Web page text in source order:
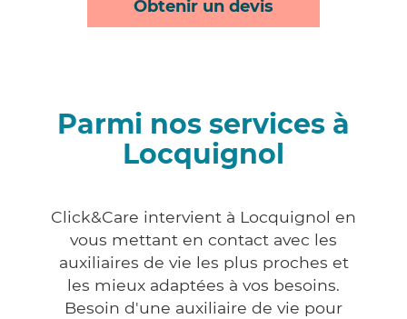
Obtenir un devis
Parmi nos services à
Locquignol
Click&Care intervient à Locquignol en
vous mettant en contact avec les
auxiliaires de vie les plus proches et
les mieux adaptées à vos besoins.
Besoin d'une auxiliaire de vie pour